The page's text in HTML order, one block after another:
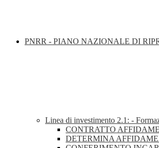
PNRR - PIANO NAZIONALE DI
Linea di investimento 2.1: -
CONTRATTO
DETERMINA